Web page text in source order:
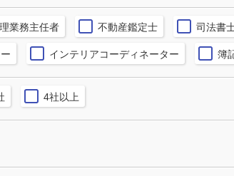
業務主任者 不動産鑑定士 司法書
インテリアコーディネーター 簿
4社以上